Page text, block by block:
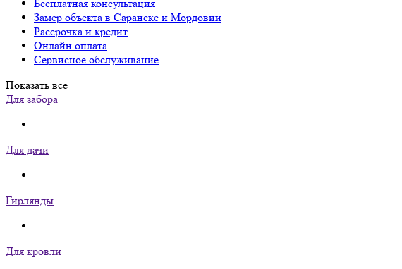
Бесплатная консультация
Замер объекта в Саранске и Мордовии
Рассрочка и кредит
Онлайн оплата
Сервисное обслуживание
Показать все
Для забора
Для дачи
Гирлянды
Для кровли